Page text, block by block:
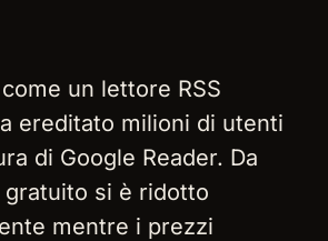
un lettore RSS
ereditato milioni di utenti
di Google Reader. Da
gratuito si è ridotto
mentre i prezzi